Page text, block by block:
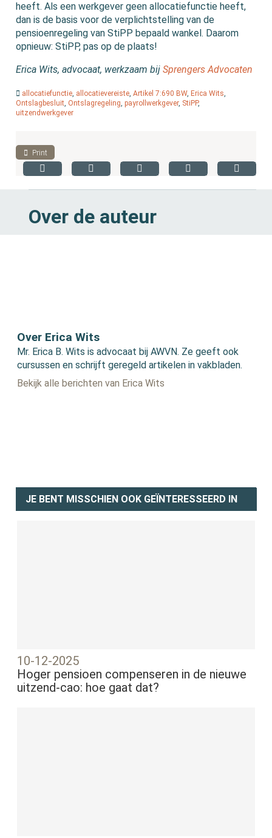
heeft. Als een werkgever geen allocatiefunctie heeft,
dan is de basis voor de verplichtstelling van de
pensioenregeling van StiPP bepaald wankel. Daarom
opnieuw: StiPP, pas op de plaats!
Erica Wits, advocaat, werkzaam bijSprengers Advocaten
allocatiefunctie, allocatievereiste,Artikel 7:690 BW, Erica Wits,
Ontslagbesluit, Ontslagregeling,payrollwerkgever, StiPP,
uitzendwerkgever
Print
Over de auteur
Over Erica Wits
Mr. Erica B. Wits is advocaat bij AWVN. Ze geeft ook
cursussen en schrijft geregeld artikelen in vakbladen.
Bekijk alle berichten van Erica Wits
JE BENT MISSCHIEN OOK GEÏNTERESSEERD IN
10-12-2025
Hoger pensioen compenseren in de nieuwe
uitzend-cao: hoe gaat dat?